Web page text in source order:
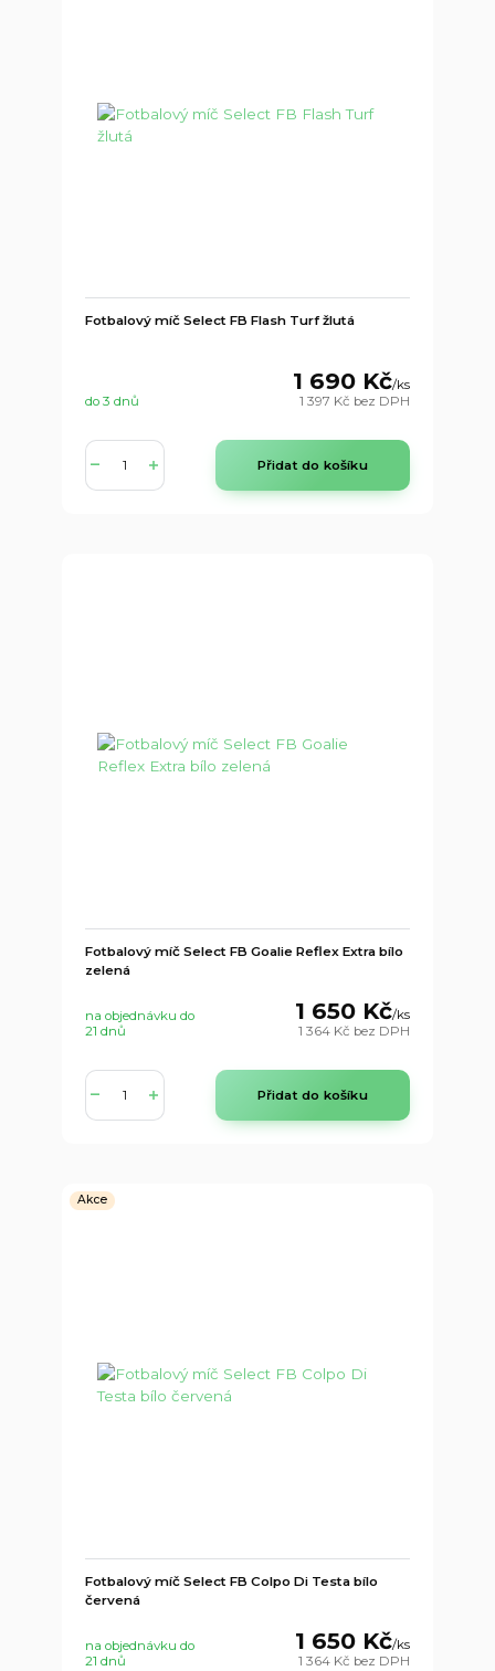
Fotbalový míč Select FB Flash Turf žlutá
1 690 Kč/ks
1 397 Kč bez DPH
do 3 dnů
Přidat do košíku
Fotbalový míč Select FB Goalie Reflex Extra bílo
zelená
1 650 Kč/ks
1 364 Kč bez DPH
na objednávku do
21 dnů
Přidat do košíku
Akce
Fotbalový míč Select FB Colpo Di Testa bílo
červená
1 650 Kč/ks
1 364 Kč bez DPH
na objednávku do
21 dnů